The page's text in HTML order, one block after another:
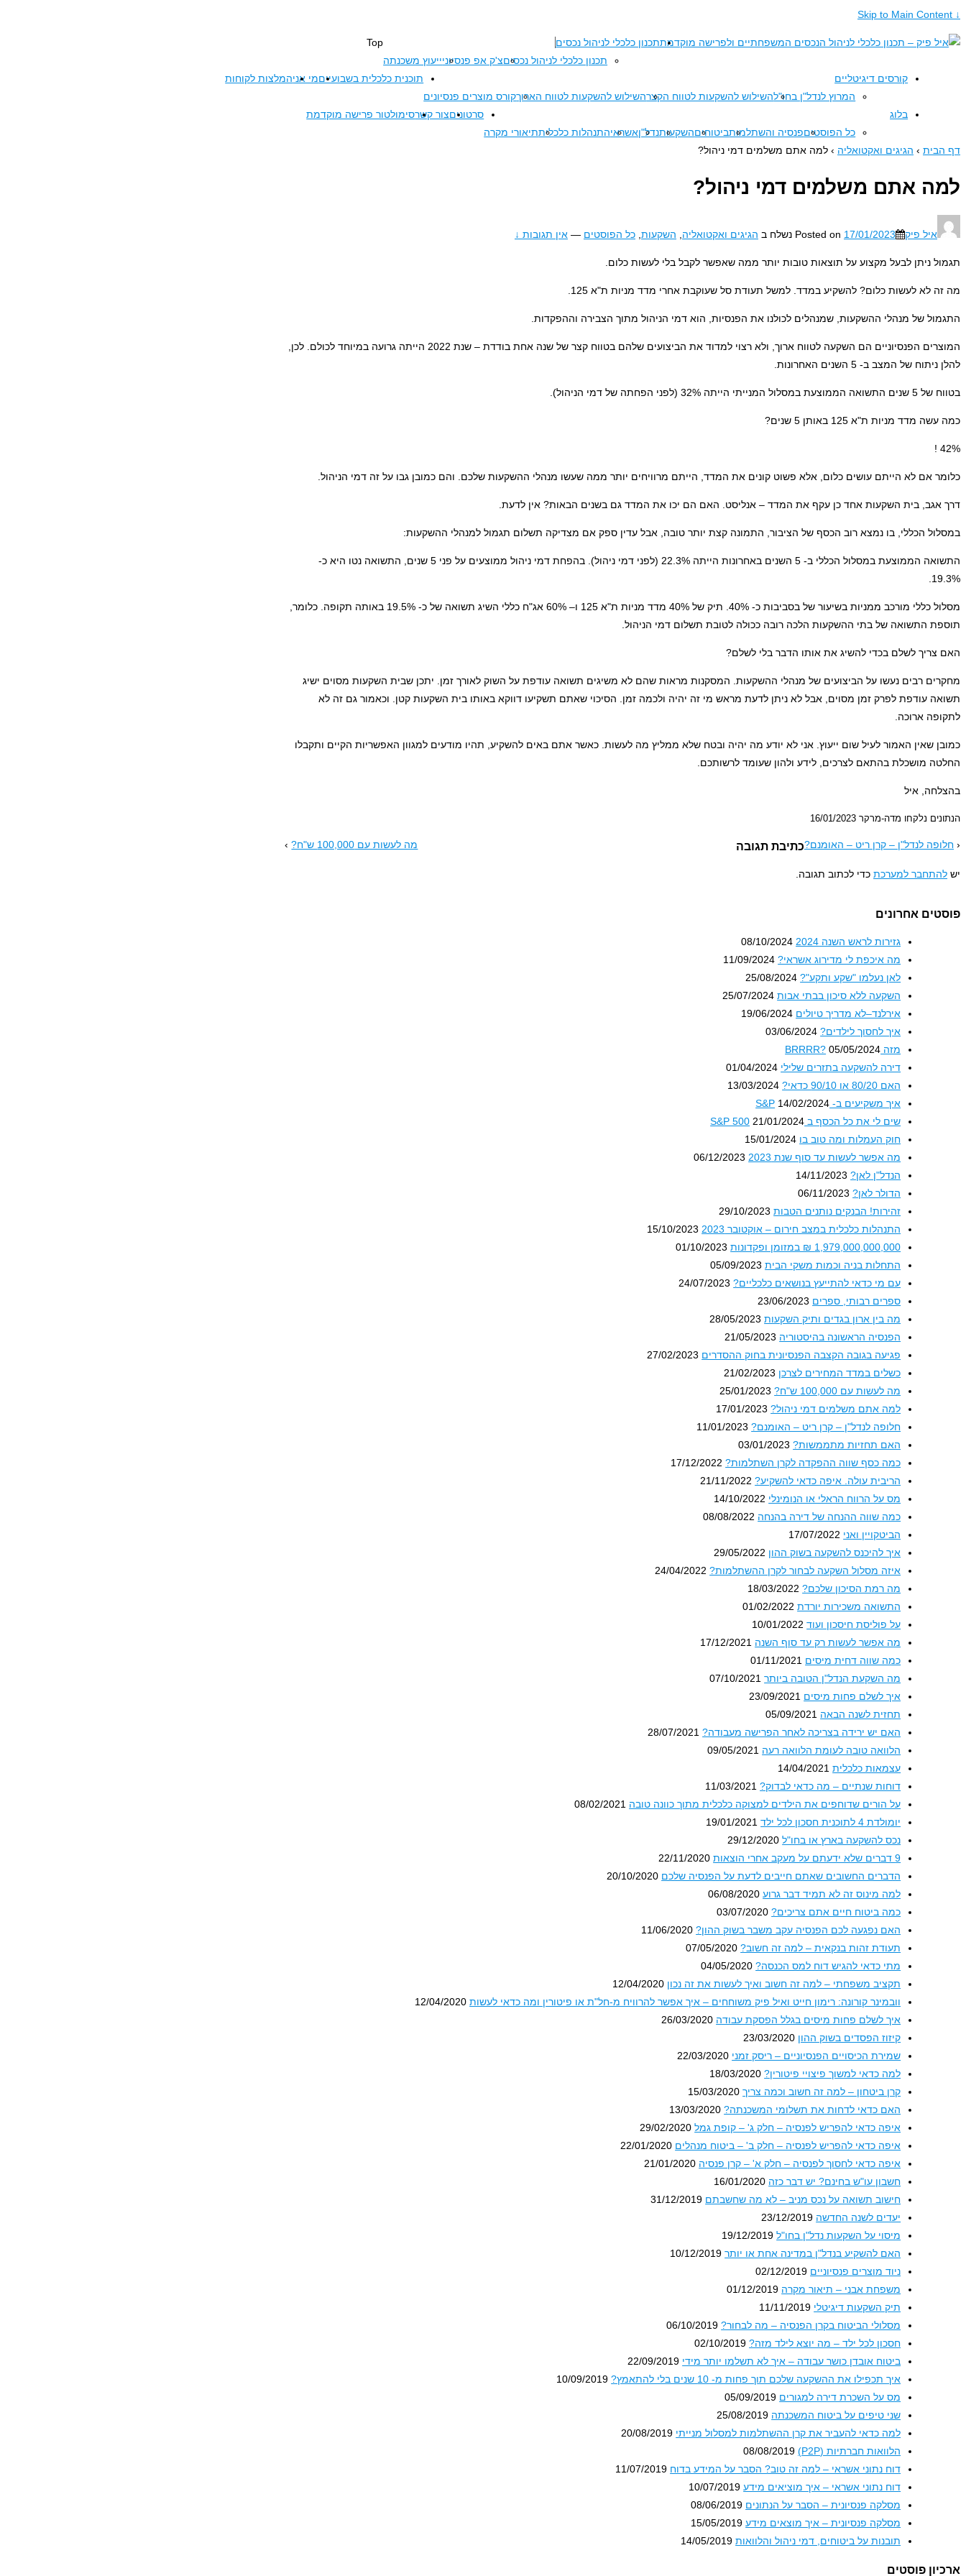
↓ Skip to Main Content
תכנון כלכלי לניהול נכסים
תכנון כלכלי לניהול נכסיםצ'ק אפ פנסיוניייעוץ משכנתה
קורסים דיגיטליים
המרוץ לנדל"ן בחו"להשילוש להשקעות לטווח הקצרהשילוש להשקעות לטווח הארוךקורס מוצרים פנסיונים
תוכנית כלכלית בשבועייםמי אניהמלצות לקוחות
בלוג
כל הפוסטיםפנסיה והשתלמותביטוחיםהשקעותנדל"ןאשראיהתנהלות כלכליתתיאורי מקרה
סרטוניםצור קשרסימולטור פרישה מוקדמת
דף הבית › הגיגים ואקטואליה › למה אתם משלמים דמי ניהול?
למה אתם משלמים דמי ניהול?
איל פיק Posted on 17/01/2023 נשלח ב הגיגים ואקטואליה השקעות כל הפוסטים — אין תגובות ↓
תגמול ניתן לבעל מקצוע על תוצאות טובות יותר ממה שאפשר לקבל בלי לעשות כלום.
מה זה לא לעשות כלום? להשקיע במדד. למשל תעודת סל שעוקבת אחרי מדד מניות ת"א 125.
התגמול של מנהלי ההשקעות, שמנהלים לכולנו את הפנסיות, הוא דמי הניהול מתוך הצבירה וההפקדות.
המוצרים הפנסיוניים הם השקעה לטווח ארוך, ולא רצוי למדוד את הביצועים שלהם בטווח קצר של שנה אחת בודדת – שנת 2022 הייתה גרועה במיוחד לכולם. לכן,
להלן ניתוח של המצב ב- 5 השנים האחרונות.
בטווח של 5 שנים התשואה הממוצעת במסלול המנייתי הייתה 32% (לפני הפחתה של דמי הניהול).
כמה עשה מדד מניות ת"א 125 באותן 5 שנים?
42% !
כלומר אם לא הייתם עושים כלום, אלא פשוט קונים את המדד, הייתם מרוויחים יותר ממה שעשו מנהלי ההשקעות שלכם. והם כמובן גבו על זה דמי הניהול.
דרך אגב, בית השקעות אחד כן עקף את המדד – אנליסט. האם הם יכו את המדד גם בשנים הבאות? אין לדעת.
במסלול הכללי, בו נמצא רוב הכסף של הציבור, התמונה קצת יותר טובה, אבל עדין ספק אם מצדיקה תשלום תגמול למנהלי ההשקעות:
התשואה הממוצעת במסלול הכללי ב- 5 השנים באחרונות הייתה 22.3% (לפני דמי ניהול). בהפחת דמי ניהול ממוצעים על פני 5 שנים, התשואה נטו היא כ-
19.3%.
מסלול כללי מורכב ממניות בשיעור של בסביבות כ- 40%. תיק של 40% מדד מניות ת"א 125 ו– 60% אג"ח כללי השיג תשואה של כ- 19.5% באותה תקופה. כלומר,
תוספת התשואה של בתי ההשקעות הלכה רובה ככולה לטובת תשלום דמי הניהול.
האם צריך לשלם בכדי להשיג את אותו הדבר בלי לשלם?
מחקרים רבים נעשו על הביצועים של מנהלי ההשקעות. המסקנות מראות שהם לא משיגים תשואה עודפת על השוק לאורך זמן. יתכן שבית השקעות מסוים ישיג
תשואה עודפת לפרק זמן מסוים, אבל לא ניתן לדעת מראש מי זה יהיה ולכמה זמן. הסיכוי שאתם תשקיעו דווקא באותו בית השקעות קטן. וכאמור גם זה לא
לתקופה ארוכה.
כמובן שאין האמור לעיל שום ייעוץ. אני לא יודע מה יהיה ובטח שלא ממליץ מה לעשות. כאשר אתם באים להשקיע, תהיו מודעים למגוון האפשריות הקיים ותקבלו
החלטה מושכלת בהתאם לצרכים, לידע ולהון שעומד לרשותכם.
בהצלחה, איל
הנתונים נלקחו מדה-מרקר 16/01/2023
‹ חלופה לנדל"ן – קרן ריט – האומנם? מה לעשות עם 100,000 ש"ח? › כתיבת תגובה
יש להתחבר למערכת כדי לכתוב תגובה.
פוסטים אחרונים
גזירות לראש השנה 2024
08/10/2024
מה איכפת לי מדירוג אשראי? 11/09/2024
לאן נעלמו "שקע ותקע"? 25/08/2024
השקעה ללא סיכון בבתי אבות 25/07/2024
אירלנד–לא מדריך טיולים 19/06/2024
איך לחסוך לילדים? 03/06/2024
מזה BRRRR? 05/05/2024
דירה להשקעה בתזרים שלילי 01/04/2024
האם 80/20 או 90/10 כדאי?
13/03/2024
איך משקיעים ב- S&P 14/02/2024
שים לי את כל הכסף ב S&P 500 21/01/2024
חוק העמלות ומה טוב בו 15/01/2024
מה אפשר לעשות עד סוף שנת 2023
06/12/2023
הנדל"ן לאן? 14/11/2023
הדולר לאן? 06/11/2023
זהירות! הבנקים נותנים הטבות 29/10/2023
התנהלות כלכלית במצב חירום – אוקטובר 2023
15/10/2023
1,979,000,000,000 ₪ במזומן ופקדונות
01/10/2023
התחלות בניה וכמות משקי הבית 05/09/2023
עם מי כדאי להתייעץ בנושאים כלכליים? 24/07/2023
ספרים רבותי, ספרים 23/06/2023
מה בין ארון בגדים ותיק השקעות 28/05/2023
הפנסיה הראשונה בהיסטוריה 21/05/2023
פגיעה בגובה הקצבה הפנסיונית בחוק ההסדרים 27/02/2023
כשלים במדד המחירים לצרכן 21/02/2023
מה לעשות עם 100,000 ש"ח?
25/01/2023
למה אתם משלמים דמי ניהול? 17/01/2023
חלופה לנדל"ן – קרן ריט – האומנם? 11/01/2023
האם תחזיות מתממשות? 03/01/2023
כמה כסף שווה ההפקדה לקרן השתלמות? 17/12/2022
הריבית עולה. איפה כדאי להשקיע? 21/11/2022
מס על הרווח הראלי או הנומינלי 14/10/2022
כמה שווה ההנחה של דירה בהנחה 08/08/2022
הביטקויין ואני 17/07/2022
איך להיכנס להשקעה בשוק ההון 29/05/2022
איזה מסלול השקעה לבחור לקרן ההשתלמות? 24/04/2022
מה רמת הסיכון שלכם? 18/03/2022
התשואה משכירות יורדת 01/02/2022
על פוליסת חיסכון ועוד 10/01/2022
מה אפשר לעשות רק עד סוף השנה 17/12/2021
כמה שווה דחית מיסים 01/11/2021
מה השקעת הנדל"ן הטובה ביותר 07/10/2021
איך לשלם פחות מיסים 23/09/2021
תחזית לשנה הבאה 05/09/2021
האם יש ירידה בצריכה לאחר הפרישה מעבודה? 28/07/2021
הלוואה טובה לעומת הלוואה רעה 09/05/2021
עצמאות כלכלית 14/04/2021
דוחות שנתיים – מה כדאי לבדוק? 11/03/2021
על הורים שדוחפים את הילדים למצוקה כלכלית מתוך כוונה טובה 08/02/2021
יומולדת 4 לתוכנית חסכון לכל ילד
19/01/2021
נכס להשקעה בארץ או בחו"ל 29/12/2020
9 דברים שלא ידעתם על מעקב אחרי הוצאות
22/11/2020
הדברים החשובים שאתם חייבים לדעת על הפנסיה שלכם 20/10/2020
למה מינוס זה לא תמיד דבר גרוע 06/08/2020
כמה ביטוח חיים אתם צריכים? 03/07/2020
האם נפגעה לכם הפנסיה עקב משבר בשוק ההון? 11/06/2020
תעודת זהות בנקאית – למה זה חשוב? 07/05/2020
מתי כדאי להגיש דוח למס הכנסה? 04/05/2020
תקציב משפחתי – למה זה חשוב ואיך לעשות את זה נכון 12/04/2020
וובמינר קורונה: רימון חייט ואיל פיק משוחחים – איך אפשר להרוויח מ-חל"ת או פיטורין ומה כדאי לעשות 12/04/2020
איך לשלם פחות מיסים בגלל הפסקת עבודה 26/03/2020
קיזוז הפסדים בשוק ההון 23/03/2020
שמירת הכיסויים הפנסיוניים – ריסק זמני 22/03/2020
למה כדאי למשוך פיצויי פיטורין? 18/03/2020
קרן ביטחון – למה זה חשוב וכמה צריך 15/03/2020
האם כדאי לדחות את תשלומי המשכנתה? 13/03/2020
איפה כדאי להפריש לפנסיה – חלק ג' – קופת גמל 29/02/2020
איפה כדאי להפריש לפנסיה – חלק ב' – ביטוח מנהלים 22/01/2020
איפה כדאי לחסוך לפנסיה – חלק א' – קרן פנסיה 21/01/2020
חשבון עו"ש בחינם? יש דבר כזה 16/01/2020
חישוב תשואה על נכס מניב – לא מה שחשבתם 31/12/2019
יעדים לשנה החדשה 23/12/2019
מיסוי על השקעות נדל"ן בחו"ל 19/12/2019
האם להשקיע בנדל"ן במדינה אחת או יותר 10/12/2019
ניוד מוצרים פנסיוניים 02/12/2019
משפחת אבני – תיאור מקרה 01/12/2019
תיק השקעות דיגיטלי 11/11/2019
מסלולי הביטוח בקרן הפנסיה – מה לבחור? 06/10/2019
חסכון לכל ילד – מה יוצא לילד מזה? 02/10/2019
ביטוח אובדן כושר עבודה – איך לא תשלמו יותר מידי 22/09/2019
איך תכפילו את ההשקעה שלכם תוך פחות מ- 10 שנים בלי להתאמץ?
10/09/2019
מס על השכרת דירה למגורים 05/09/2019
שני טיפים על ביטוח המשכנתה 25/08/2019
למה כדאי להעביר את קרן ההשתלמות למסלול מנייתי 20/08/2019
הלוואות חברתיות (P2P)
08/08/2019
דוח נתוני אשראי – למה זה טוב? הסבר על המידע בדוח 11/07/2019
דוח נתוני אשראי – איך מוציאים מידע 10/07/2019
מסלקה פנסיונית – הסבר על הנתונים 08/06/2019
מסלקה פנסיונית – איך מוצאים מידע 15/05/2019
תובנות על ביטוחים, דמי ניהול והלוואות 14/05/2019
ארכיון פוסטים
Top